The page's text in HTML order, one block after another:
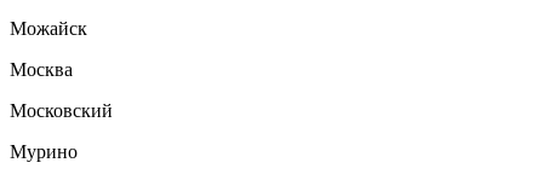
Можайск
Москва
Московский
Мурино